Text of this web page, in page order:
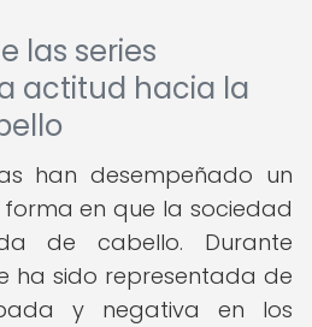
las series
actitud hacia la
han desempeñado un
en que la sociedad
de cabello. Durante
ha sido representada de
y negativa en los